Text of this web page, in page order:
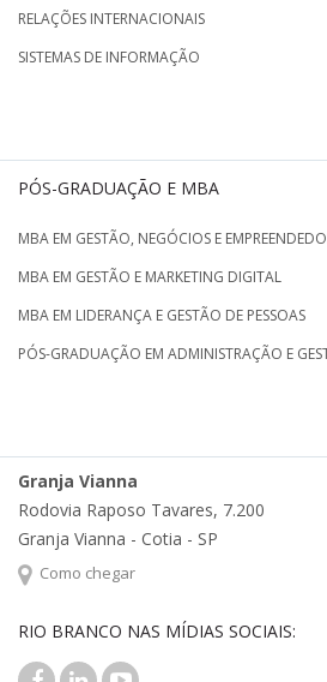
RELAÇÕES INTERNACIONAIS
SISTEMAS DE INFORMAÇÃO
PÓS-GRADUAÇÃO E MBA
MBA EM GESTÃO, NEGÓCIOS E
MBA EM GESTÃO E MARKETING DIGITAL
MBA EM LIDERANÇA E GESTÃO DE PESSOAS
PÓS-GRADUAÇÃO EM ADMINISTRAÇÃO E
Granja Vianna
Rodovia Raposo Tavares, 7.200
Granja Vianna - Cotia - SP
Como chegar
RIO BRANCO NAS MÍDIAS SOCIAIS: